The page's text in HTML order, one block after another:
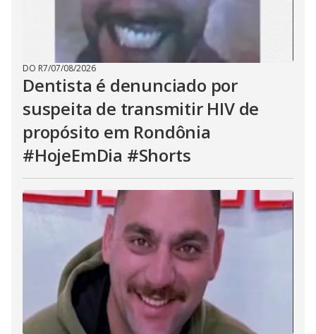
DO R7/07/08/2026
Dentista é denunciado por
suspeita de transmitir HIV de
propósito em Rondônia
#HojeEmDia #Shorts